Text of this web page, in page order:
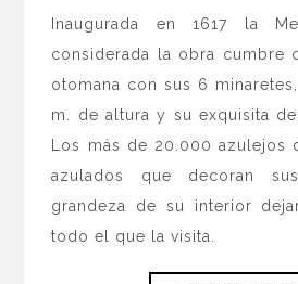
Inaugurada en 1617 la
considerada la obra cumbre
otomana con sus 6
m. de altura y su exquisita
Los más de 20.000 azulejos
azulados que decoran
grandeza de su interior
todo el que la visita.